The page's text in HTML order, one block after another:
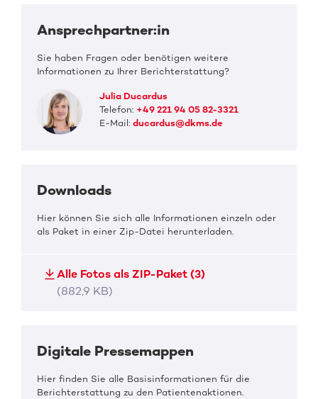
Ansprechpartner:in
Sie haben Fragen oder benötigen weitere
Informationen zu Ihrer Berichterstattung?
Julia Ducardus
Telefon: +49 221 94 05 82-3321
E-Mail:ducardus@dkms.de
Downloads
Hier können Sie sich alle Informationen einzeln oder
als Paket in einer Zip-Datei herunterladen.
Alle Fotos als ZIP-Paket (3)
(882,9 KB)
Digitale Pressemappen
Hier finden Sie alle Basisinformationen für die
Berichterstattung zu den Patientenaktionen.